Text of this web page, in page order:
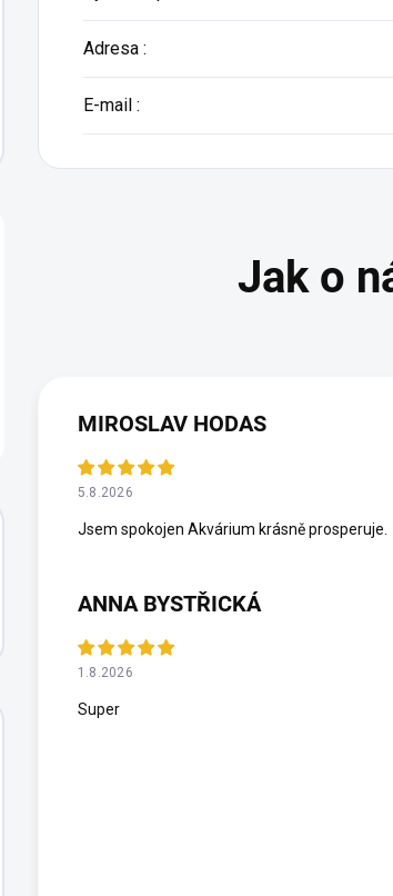
Adresa :
E-mail :
MIROSLAV HODAS
5.8.2026
Jsem spokojen Akvárium krásně prosperuje.
ANNA BYSTŘICKÁ
1.8.2026
Super